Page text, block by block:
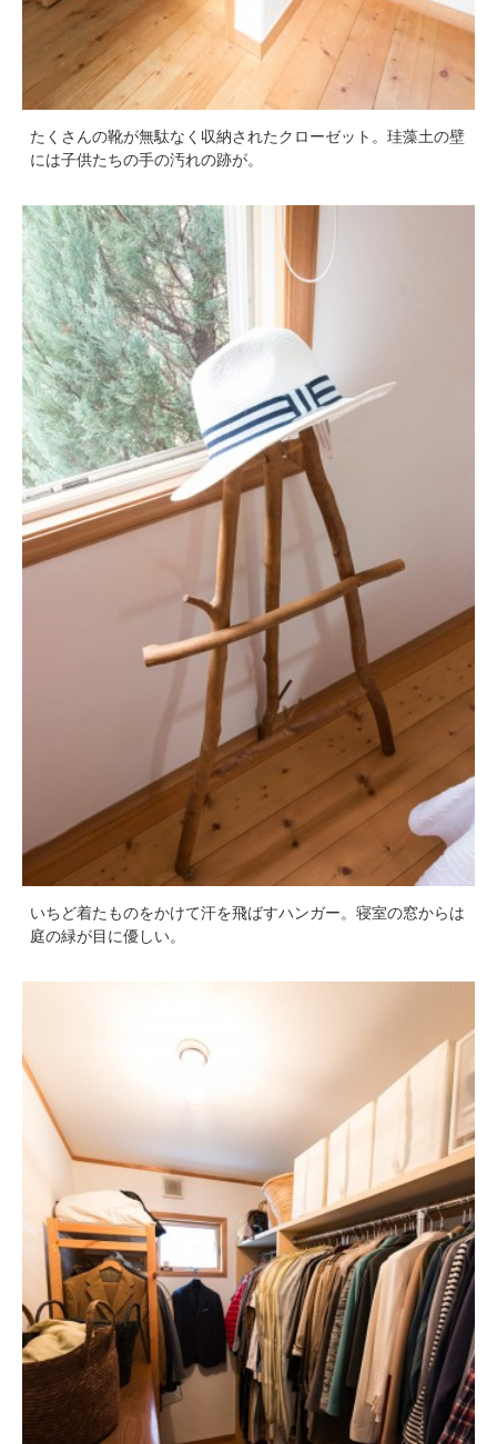
たくさんの靴が無駄なく収納されたクローゼット。珪藻土の壁
には子供たちの手の汚れの跡が。
いちど着たものをかけて汗を飛ばすハンガー。寝室の窓からは
庭の緑が目に優しい。